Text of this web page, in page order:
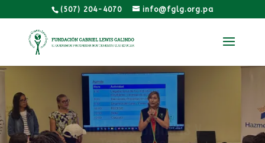
(507) 204-4070 info@fglg.org.pa
Habilidades Blandas y
Tecnología